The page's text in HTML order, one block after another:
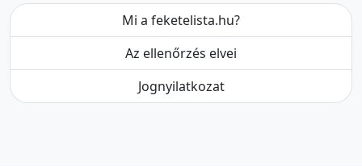
Mi a feketelista.hu?
Az ellenőrzés elvei
Jognyilatkozat